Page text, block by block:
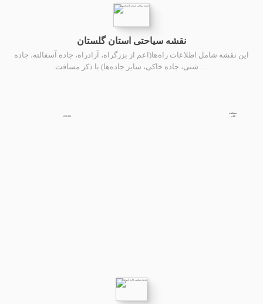
نقشه سیاحتی استان گلستان
این نقشه شامل اطلاعات راه‌ها(اعم از بزرگراه، آزادراه، جاده آسفالته، جاده
شنی، جاده خاکی، سایر جاده‌ها) با ذکر مسافت …
250,000
مشاهده
کتاب